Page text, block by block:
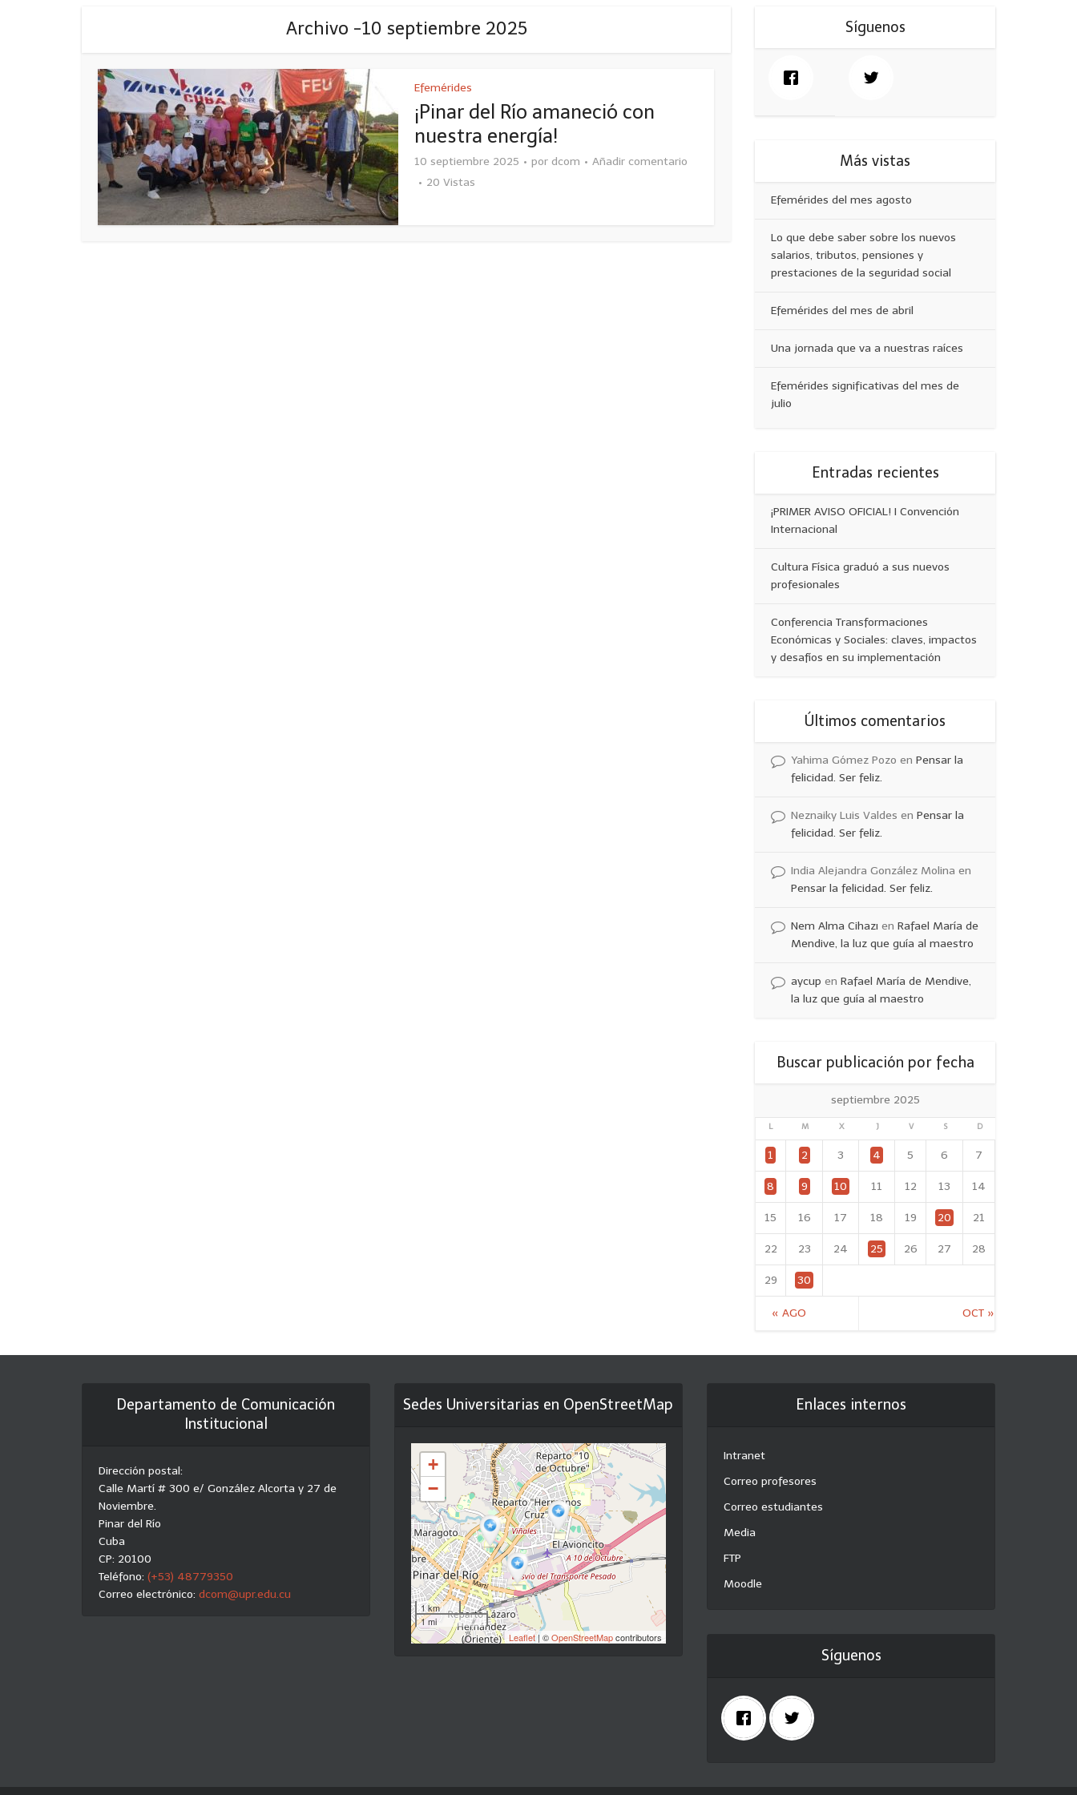
Archivo -10 septiembre 2025
Efemérides
¡Pinar del Río amaneció con
nuestra energía!
10 septiembre 2025 por dcom
Añadir comentario
20 Vistas
Síguenos
Más vistas
Efemérides del mes agosto
Lo que debe saber sobre los nuevos
salarios, tributos, pensiones y
prestaciones de la seguridad social
Efemérides del mes de abril
Una jornada que va a nuestras raíces
Efemérides significativas del mes de
julio
Entradas recientes
¡PRIMER AVISO OFICIAL! I Convención
Internacional
Cultura Física graduó a sus nuevos
profesionales
Conferencia Transformaciones
Económicas y Sociales: claves, impactos
y desafíos en su implementación
Últimos comentarios
Yahima Gómez Pozo en Pensar la
felicidad. Ser feliz.
Neznaiky Luis Valdes en Pensar la
felicidad. Ser feliz.
India Alejandra González Molina en
Pensar la felicidad. Ser feliz.
Nem Alma Cihazı en Rafael María de
Mendive, la luz que guía al maestro
aycup en Rafael María de Mendive,
la luz que guía al maestro
Buscar publicación por fecha
septiembre 2025
L M X J V S D
« AGO OCT »
1 2 3 4 5 6 7
8 9 10 11 12 13 14
15 16 17 18 19 20 21
22 23 24 25 26 27 28
29 30
Departamento de Comunicación
Institucional
Dirección postal:
Calle Martí # 300 e/ González Alcorta y 27 de
Noviembre.
Pinar del Río
Cuba
CP: 20100
Teléfono: (+53) 48779350
Correo electrónico: dcom@upr.edu.cu
Sedes Universitarias en OpenStreetMap
+
−
1 km
1 mi
Leaflet| ©OpenStreetMapcontributors
Enlaces internos
Intranet
Correo profesores
Correo estudiantes
Media
FTP
Moodle
Síguenos